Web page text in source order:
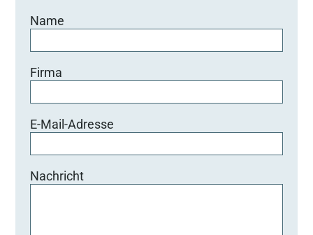
Name
Firma
E-Mail-Adresse
Nachricht